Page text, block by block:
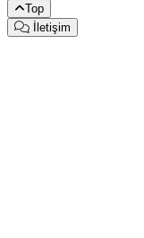
Top
İletişim